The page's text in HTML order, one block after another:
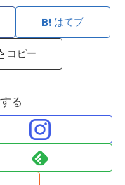
はてブ
コピー
る